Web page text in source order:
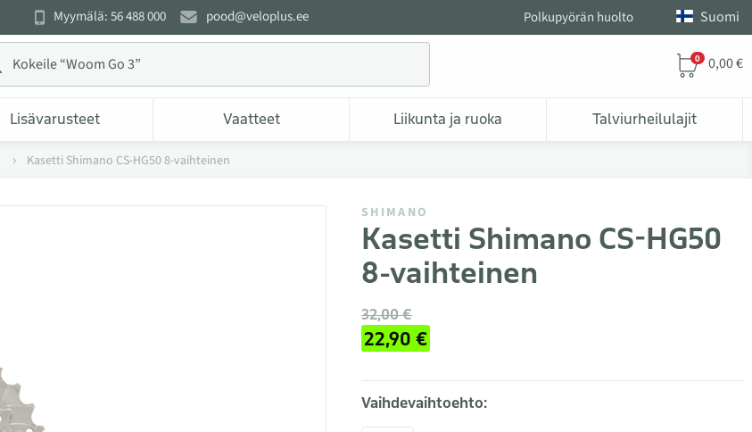
Myymälä: 56 488 000 pood@veloplus.ee Polkupyörän huolto Suomi
0 0,00 €
Lisävarusteet Vaatteet Liikunta ja ruoka Talviurheilulajit
Kasetti Shimano CS-HG50 8-vaihteinen
SHIMANO
Kasetti Shimano CS-HG50
8-vaihteinen
32,00 €
22,90 €
Vaihdevaihtoehto: